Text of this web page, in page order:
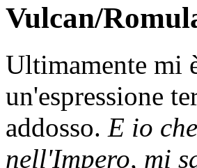
Vulcan/
Ultimamente mi
un'espressione
addosso. E io
nell'Impero, mi